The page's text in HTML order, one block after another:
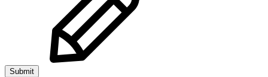
Submit